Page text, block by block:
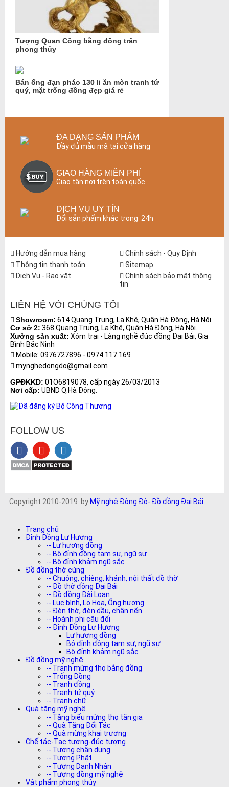
Tượng Quan Công bằng đồng trấn
phong thủy
Bán ống đạn pháo 130 li ăn mòn tranh tứ
quý, mặt trống đồng đẹp giá rẻ
ĐA DẠNG SẢN PHẨM
Đầy đủ mẫu mã tại cửa hàng
GIAO HÀNG MIỄN PHÍ
Giao tận nơi trên toàn quốc
DỊCH VỤ UY TÍN
Đổi sản phẩm khác trong 24h
Hướng dẫn mua hàng
Thông tin thanh toán
Dịch Vụ - Rao vặt
Chính sách - Quy Định
Sitemap
Chính sách bảo mật thông
tin
LIÊN HỆ VỚI CHÚNG TÔI
Showroom: 614 Quang Trung, La Khê, Quận Hà Đông, Hà Nội.
Cơ sở 2: 368 Quang Trung, La Khê, Quận Hà Đông, Hà Nội.
Xưởng sản xuất: Xóm trại - Làng nghề đúc đồng Đại Bái, Gia
Bình Bắc Ninh
Mobile: 0976727896 - 0974 117 169
mynghedongdo@gmail.com
GPĐKKD: 01O6819078, cấp ngày 26/03/2013
Nơi cấp: UBND Q.Hà Đông.
FOLLOW US
Copyright 2010-2019 byMỹ nghệ Đông Đô- Đồ đồng Đại Bái
Trang chủ
Đỉnh Đồng Lư Hương
-- Lư hương đồng
-- Bộ đỉnh đồng tam sự, ngũ sự
-- Bộ đỉnh khảm ngũ sắc
Đồ đồng thờ cúng
-- Chuông, chiêng, khánh, nội thất đồ thờ
-- Đồ thờ đồng Đại Bái
-- Đồ đồng Đài Loan
-- Lục bình, Lọ Hoa, Ống hương
-- Đèn thờ, đèn dầu, chân nến
-- Hoành phi câu đối
-- Đỉnh Đồng Lư Hương
Lư hương đồng
Bộ đỉnh đồng tam sự, ngũ sự
Bộ đỉnh khảm ngũ sắc
Đồ đồng mỹ nghệ
-- Tranh mừng thọ bằng đồng
-- Trống Đồng
-- Tranh đồng
-- Tranh tứ quý
-- Tranh chữ
Quà tặng mỹ nghệ
-- Tặng biếu mừng thọ tân gia
-- Quà Tặng Đối Tác
-- Quà mừng khai trương
Chế tác-Tạc tượng-đúc tượng
-- Tượng chân dung
-- Tượng Phật
-- Tượng Danh Nhân
-- Tượng đồng mỹ nghệ
Vật phẩm phong thủy